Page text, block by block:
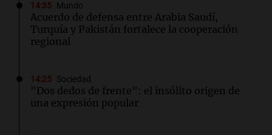
14:35 Mundo
Acuerdo de defensa entre Arabia Saudí,
Turquía y Pakistán fortalece la cooperación
regional
14:25 Sociedad
"Dos dedos de frente": el insólito origen de
una expresión popular